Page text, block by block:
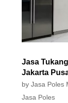
Jasa
Jakarta
by Jasa Poles
Jasa Poles